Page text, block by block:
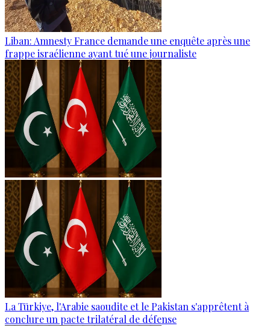
Liban: Amnesty France demande une enquête après une
frappe israélienne ayant tué une journaliste
La Türkiye, l'Arabie saoudite et le Pakistan s'apprêtent à
conclure un pacte trilatéral de défense